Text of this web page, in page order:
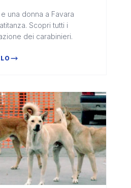
una donna a Favara
Scopri tutti i
dei carabinieri.